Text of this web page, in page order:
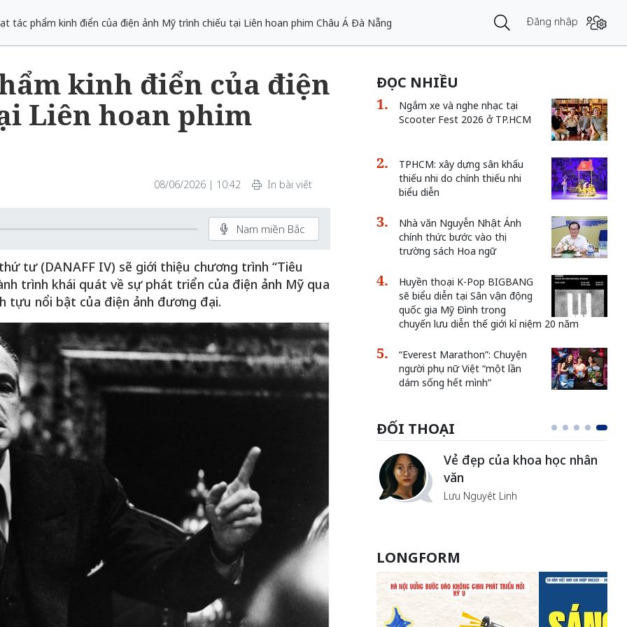
tác phẩm kinh điển của điện ảnh Mỹ trình chiếu tại Liên hoan phim Châu Á Đà Nẵng Đăng nhập
kinh điển của điện
Liên hoan phim
08/06/2026 | 10:42 In bài viết
Nam miền Bắc
tư (DANAFF IV) sẽ giới thiệu chương trình “Tiêu
trình khái quát về sự phát triển của điện ảnh Mỹ qua
tựu nổi bật của điện ảnh đương đại.
ĐỌC NHIỀU
Ngắm xe và nghe nhạc tại
Scooter Fest 2026 ở TP.HCM
TPHCM: xây dựng sân khấu
thiếu nhi do chính thiếu nhi
biểu diễn
Nhà văn Nguyễn Nhật Ánh
chính thức bước vào thị
trường sách Hoa ngữ
Huyền thoại K-Pop BIGBANG
sẽ biểu diễn tại Sân vận động
quốc gia Mỹ Đình trong
chuyến lưu diễn thế giới kỉ niệm 20 năm
“Everest Marathon”: Chuyện
người phụ nữ Việt “một lần
dám sống hết mình”
ĐỐI THOẠI
ngôi
của Hà
Xin lỗi, rồi sao nữa?!
Lê Xuân Thọ
Vẻ đẹp của khoa học nhân
văn
Lưu Nguyệt Linh
LONGFORM